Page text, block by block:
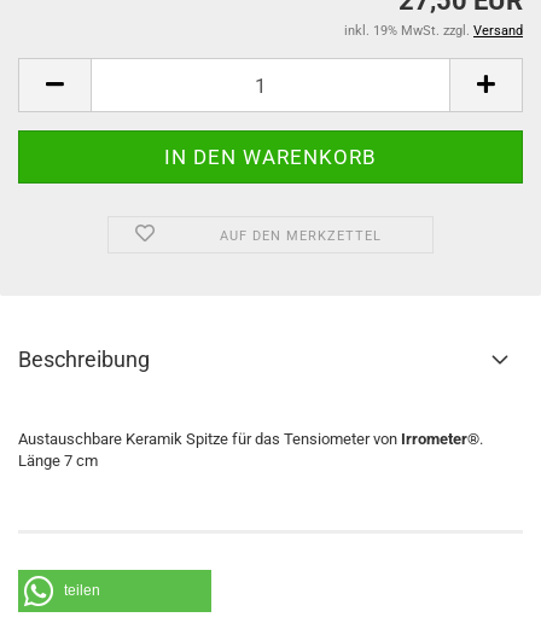
inkl. 19% MwSt. zzgl. Versand
AUF DEN MERKZETTEL
Beschreibung
Austauschbare Keramik Spitze für das Tensiometer von Irrometer®.
Länge 7 cm
teilen